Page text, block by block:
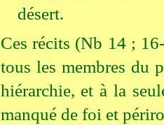
désert.
Ces récits (Nb 14 ;
tous les membres du
hiérarchie, et à la
manqué de foi et